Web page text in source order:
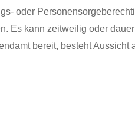
oder
Es kann zeitweilig oder
bereit, besteht Aussicht